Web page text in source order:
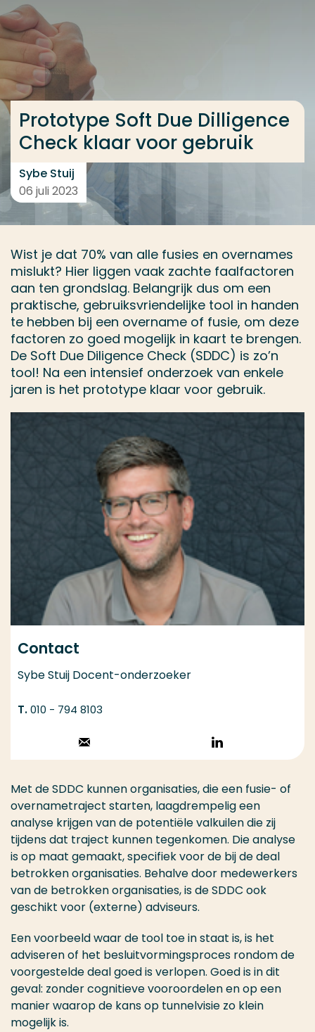
Ga direct naar de content
... > Prototype Soft Due Dilligence Check klaar voor
Prototype Soft Due Dilligence
Check klaar voor gebruik
Sybe Stuij
06 juli 2023
Wist je dat 70% van alle fusies en overnames
mislukt? Hier liggen vaak zachte faalfactoren
aan ten grondslag. Belangrijk dus om een
praktische, gebruiksvriendelijke tool in handen
te hebben bij een overname of fusie, om deze
factoren zo goed mogelijk in kaart te brengen.
De Soft Due Diligence Check (SDDC) is zo’n
tool! Na een intensief onderzoek van enkele
jaren is het prototype klaar voor gebruik.
Contact
Sybe Stuij Docent-onderzoeker
010 - 794 8103
Stuur een email
Volg op
LinkedIn
Met de SDDC kunnen organisaties, die een fusie- of
overnametraject starten, laagdrempelig een
analyse krijgen van de potentiële valkuilen die zij
tijdens dat traject kunnen tegenkomen. Die analyse
is op maat gemaakt, specifiek voor de bij de deal
betrokken organisaties. Behalve door medewerkers
van de betrokken organisaties, is de SDDC ook
geschikt voor (externe) adviseurs.
Een voorbeeld waar de tool toe in staat is, is het
adviseren of het besluitvormingsproces rondom de
voorgestelde deal goed is verlopen. Goed is in dit
geval: zonder cognitieve vooroordelen en op een
manier waarop de kans op tunnelvisie zo klein
mogelijk is.
Veel gezocht
Opleiding
Contact